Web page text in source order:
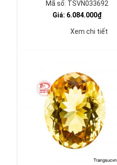
Mã số: TSVN033692
Giá: 6.084.000₫
Xem chi tiết